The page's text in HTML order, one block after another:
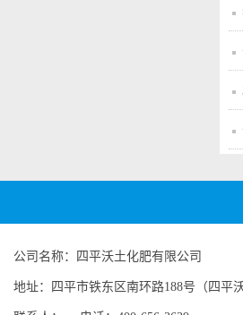
公司名称：四平沃土化肥有限公司
地址：四平市铁东区南环路188号（四平